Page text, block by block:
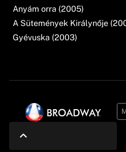
Anyám orra (2005)
A Sütemények Királynője
Gyévuska (2003)